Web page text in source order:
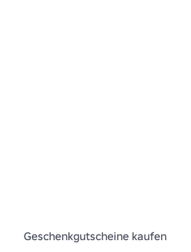
Geschenkgutscheine kaufen